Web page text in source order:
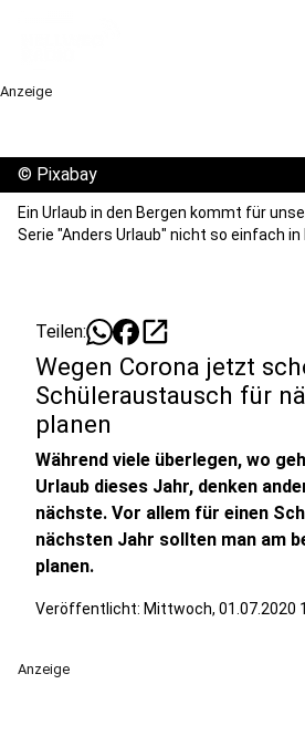
Anzeige
© Pixabay
Ein Urlaub in den Bergen kommt für
Serie "Anders Urlaub" nicht so einfach in
Teilen: open_in_new
Wegen Corona jetzt
Schüleraustausch für
planen
Während viele überlegen, wo
Urlaub dieses Jahr, denken
nächste. Vor allem für einen
nächsten Jahr sollten man am
planen.
Veröffentlicht: Mittwoch, 01.07.2020
Anzeige